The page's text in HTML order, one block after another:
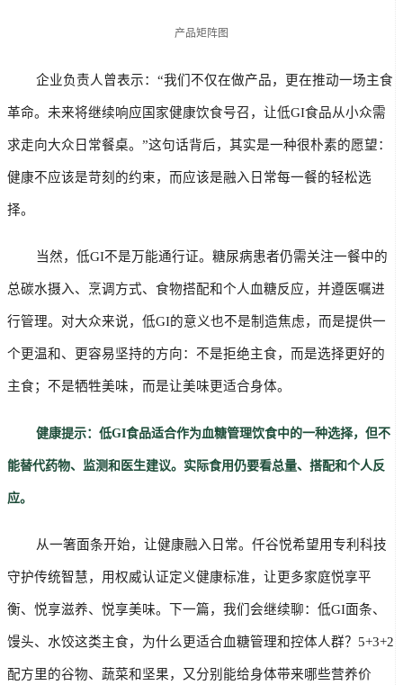
产品矩阵图
革命。未来将继续响应国家健康饮食号召，让低GI食品从小众需
求走向大众日常餐桌。”这句话背后，其实是一种很朴素的愿望：
健康不应该是苛刻的约束，而应该是融入日常每一餐的轻松选
择。
总碳水摄入、烹调方式、食物搭配和个人血糖反应，并遵医嘱进
行管理。对大众来说，低GI的意义也不是制造焦虑，而是提供一
个更温和、更容易坚持的方向：不是拒绝主食，而是选择更好的
主食；不是牺牲美味，而是让美味更适合身体。
能替代药物、监测和医生建议。实际食用仍要看总量、搭配和个人反
应。
守护传统智慧，用权威认证定义健康标准，让更多家庭悦享平
衡、悦享滋养、悦享美味。下一篇，我们会继续聊：低GI面条、
馒头、水饺这类主食，为什么更适合血糖管理和控体人群？5+3+2
配方里的谷物、蔬菜和坚果，又分别能给身体带来哪些营养价